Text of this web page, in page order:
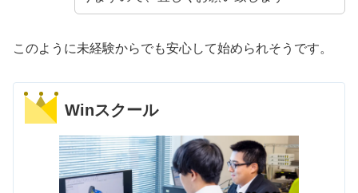
このように未経験からでも安心して始められそうです。
Winスクール